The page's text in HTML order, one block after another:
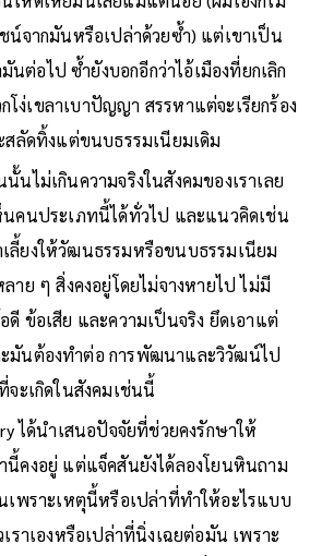
น์จากมันหรือเปล่าด้วยซ้ำ) แต่เขาเป็น
ต่อไป ซ้ำยังบอกอีกว่าไอ้เมืองที่ยกเลิก
เขลาเบาปัญญา สรรหาแต่จะเรียกร้อง
ลัดทิ้งแต่ขนบธรรมเนียมเดิม
นไม่เกินความจริงในสังคมของเราเลย
คนประเภทนี้ได้ทั่วไป และแนวคิดเช่น
ลี้ยงให้วัฒนธรรมหรือขนบธรรมเนียม
าย ๆ สิ่งคงอยู่โดยไม่จางหายไป ไม่มี
ข้อเสีย และความเป็นจริง ยึดเอาแต่
มันต้องทำต่อ การพัฒนาและวิวัฒน์ไป
จะเกิดในสังคมเช่นนี้
ได้นำเสนอปัจจัยที่ช่วยคงรักษาให้
คงอยู่ แต่แจ็คสันยังได้ลองโยนหินถาม
พราะเหตุนี้หรือเปล่าที่ทำให้อะไรแบบ
ราเองหรือเปล่าที่นิ่งเฉยต่อมัน เพราะ